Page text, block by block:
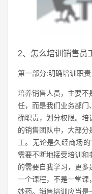
2、怎么培训销售员
第一部分:明确培训职责
培养销售人员，主要不
任，而是我们业务部门
确职责，划分权限。培
的销售团队中，大部分
工。无论是久经商场的
需要不断地接受培训和
的需要自我学习，更
一个课程，不是一堂课
妙药。销售培训应当是